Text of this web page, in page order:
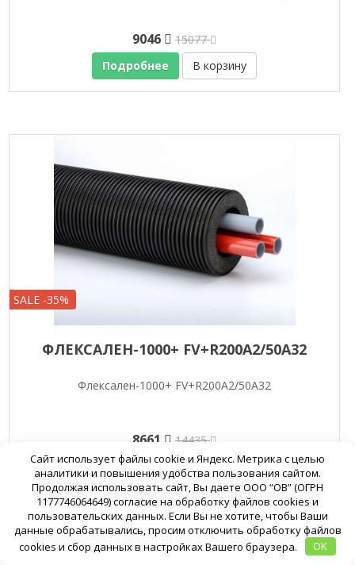
9046
15077
Подробнее
В корзину
SALE -35%
ФЛЕКСАЛЕН-1000+ FV+R200A2/50A32
Флексален-1000+ FV+R200A2/50A32
8661
14435
Подробнее
В корзину
Сайт использует файлы cookie и Яндекс. Метрика с целью
аналитики и повышения удобства пользования сайтом.
Продолжая использовать сайт, Вы даете ООО “ОВ” (ОГРН
1177746064649) согласие на обработку файлов cookies и
пользовательских данных. Если Вы не хотите, чтобы Ваши
данные обрабатывались, просим отключить обработку файлов
cookies и сбор данных в настройках Вашего браузера.
OK